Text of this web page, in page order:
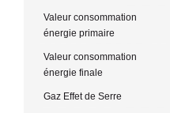
Valeur consommation
énergie primaire
Valeur consommation
énergie finale
Gaz Effet de Serre